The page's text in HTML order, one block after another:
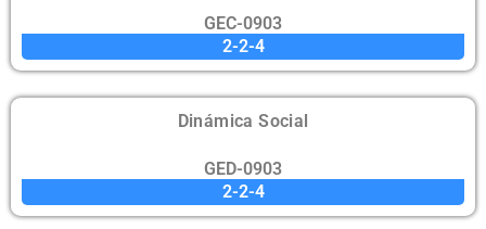
GEC-0903
2-2-4
Dinámica Social
GED-0903
2-2-4